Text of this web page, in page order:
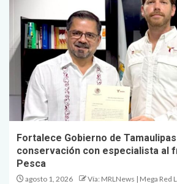
Fortalece Gobierno de
conservación con especialista al
Pesca
agosto 1, 2026 Vía: MRLNews | Mega Red